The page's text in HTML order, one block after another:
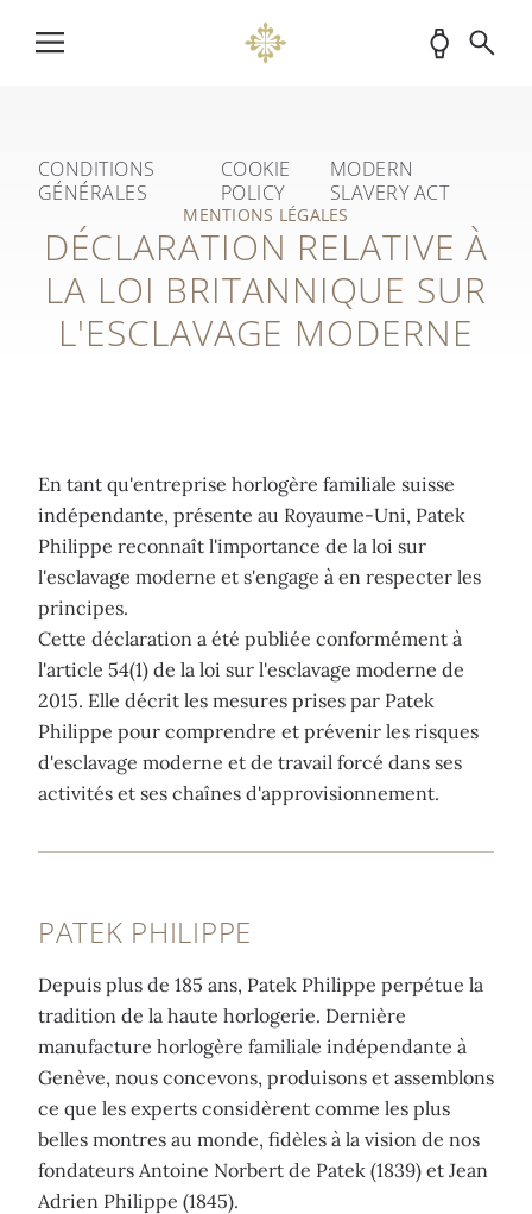
CONDITIONS
GÉNÉRALES
COOKIE
POLICY
MODERN
SLAVERY ACT
MENTIONS LÉGALES
DÉCLARATION RELATIVE À
LA LOI BRITANNIQUE SUR
L'ESCLAVAGE MODERNE
En tant qu'entreprise horlogère familiale suisse
indépendante, présente au Royaume-Uni, Patek
Philippe reconnaît l'importance de la loi sur
l'esclavage moderne et s'engage à en respecter les
principes.
Cette déclaration a été publiée conformément à
l'article 54(1) de la loi sur l'esclavage moderne de
2015. Elle décrit les mesures prises par Patek
Philippe pour comprendre et prévenir les risques
d'esclavage moderne et de travail forcé dans ses
activités et ses chaînes d'approvisionnement.
PATEK PHILIPPE
Depuis plus de 185 ans, Patek Philippe perpétue la
tradition de la haute horlogerie. Dernière
manufacture horlogère familiale indépendante à
Genève, nous concevons, produisons et assemblons
ce que les experts considèrent comme les plus
belles montres au monde, fidèles à la vision de nos
fondateurs Antoine Norbert de Patek (1839) et Jean
Adrien Philippe (1845).